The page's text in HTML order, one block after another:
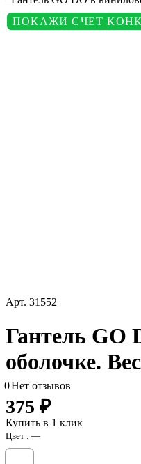
Арт. 31552
Гантель GO
оболочке.
0Нет отзывов
375 ₽
Купить в 1 клик
Цвет : —